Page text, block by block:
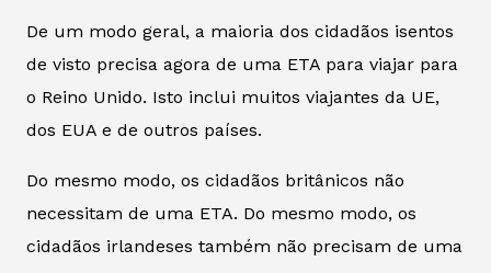
De um modo geral, a maioria dos cidadãos isentos
de visto precisa agora de uma ETA para viajar para
o Reino Unido. Isto inclui muitos viajantes da UE,
dos EUA e de outros países.
Do mesmo modo, os cidadãos britânicos não
necessitam de uma ETA. Do mesmo modo, os
cidadãos irlandeses também não precisam de uma